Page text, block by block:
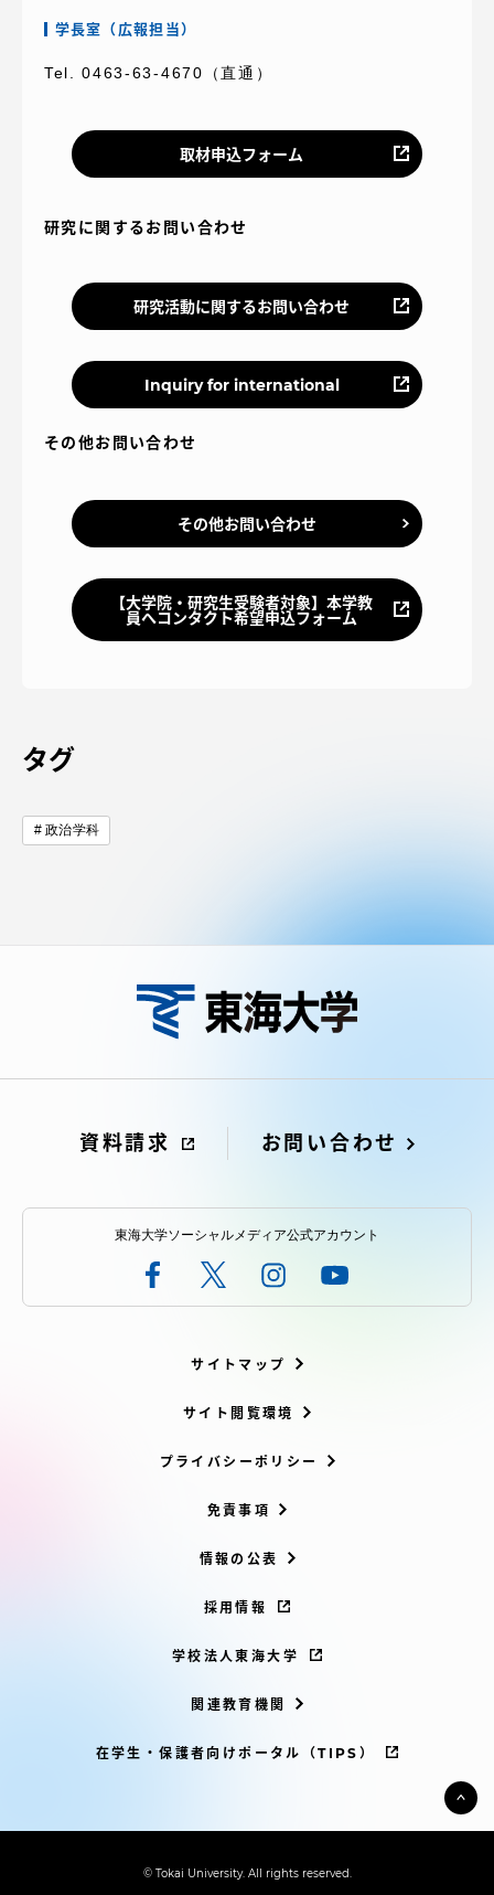
学長室（広報担当）
Tel. 0463-63-4670（直通）
取材申込フォーム
研究に関するお問い合わせ
研究活動に関するお問い合わせ
Inquiry for international
その他お問い合わせ
その他お問い合わせ
【大学院・研究生受験者対象】本学教
員へコンタクト希望申込フォーム
タグ
政治学科
資料請求 お問い合わせ
東海大学ソーシャルメディア公式アカウント
サイトマップ
サイト閲覧環境
プライバシーポリシー
免責事項
情報の公表
採用情報
学校法人東海大学
関連教育機関
在学生・保護者向けポータル（TIPS）
© Tokai University. All rights reserved.